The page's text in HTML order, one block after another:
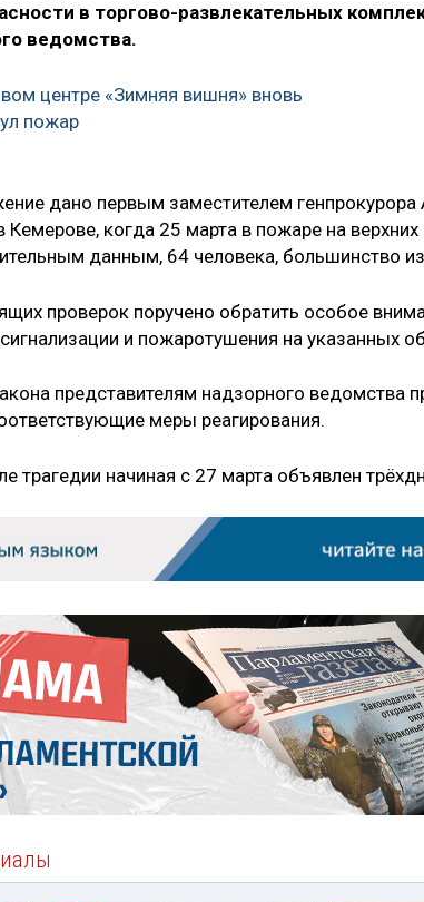
в торгово-развлекательных
ведомства.
центре «Зимняя вишня» вновь
пожар
дано первым заместителем
Кемерове, когда 25 марта в пожаре на
данным, 64 человека, большинство
проверок поручено обратить особое
и пожаротушения на указанных
представителям надзорного ведомства
меры реагирования.
трагедии начиная с 27 марта объявлен